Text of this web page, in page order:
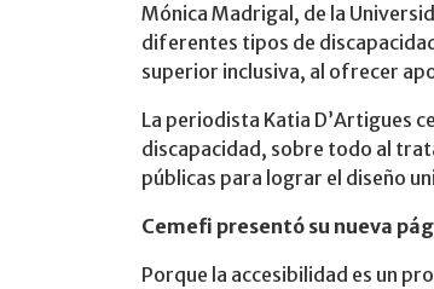
Mónica Madrigal, de la
diferentes tipos de
superior inclusiva, al ofrecer
La periodista Katia D’Artigues
discapacidad, sobre todo al
públicas para lograr el diseño
Cemefi presentó su nueva
Porque la accesibilidad es un